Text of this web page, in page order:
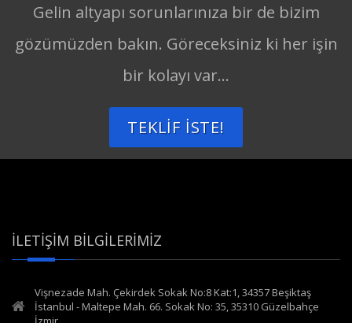
Gelin altyapı sorunlarınıza bir de bizim
gözümüzden bakın. Göreceksiniz ki her işin
bir kolayı var...
TEKLIF İSTE!
İLETIŞIM BILGILERIMIZ
Vişnezade Mah. Çekirdek Sokak No:8 Kat:1, 34357 Beşiktaş
İstanbul - Maltepe Mah. 66. Sokak No: 35, 35310 Güzelbahçe